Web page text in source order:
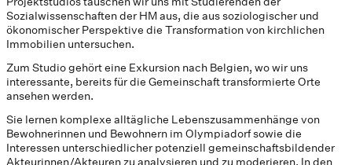
Sozialwissenschaften der HM aus, die aus soziologischer und
ökonomischer Perspektive die Transformation von kirchlichen
Immobilien untersuchen.
Zum Studio gehört eine Exkursion nach Belgien, wo wir uns
interessante, bereits für die Gemeinschaft transformierte Orte
ansehen werden.
Sie lernen komplexe alltägliche Lebenszusammenhänge von
Bewohnerinnen und Bewohnern im Olympiadorf sowie die
Interessen unterschiedlicher potenziell gemeinschaftsbildender
Akteurinnen/Akteuren zu analysieren und zu moderieren. In den